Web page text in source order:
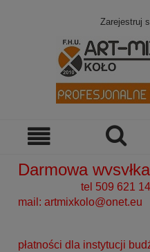
Zarejestruj
Darmowa
tel 509
mail: artmixkolo@onet.eu
płatności dla instytucji